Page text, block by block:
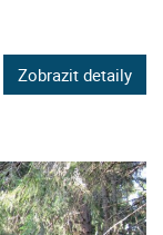
Zobrazit detaily